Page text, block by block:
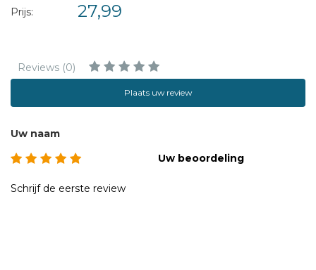
Prijs: 27,99
Reviews (0)
Plaats uw review
Uw naam
Uw beoordeling
Schrijf de eerste review